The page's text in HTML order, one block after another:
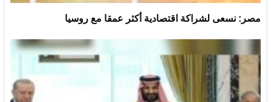
مصر: نسعى لشراكة اقتصادية أكثر عمقا مع روسيا